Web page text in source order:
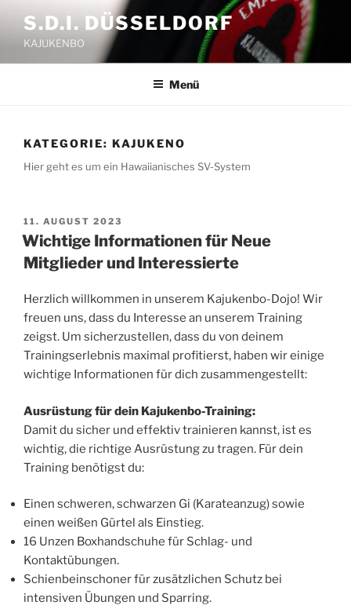
Inhalt
springen
S.D.I. DÜSSELDORF
KAJUKENBO
Menü
KATEGORIE: KAJUKENO
Hier geht es um ein Hawaiianisches SV-System
VERÖFFENTLICHT
AM
11. AUGUST 2023
Wichtige Informationen für Neue
Mitglieder und Interessierte
Herzlich willkommen in unserem Kajukenbo-Dojo! Wir
freuen uns, dass du Interesse an unserem Training
zeigst. Um sicherzustellen, dass du von deinem
Trainingserlebnis maximal profitierst, haben wir einige
wichtige Informationen für dich zusammengestellt:
Ausrüstung für dein Kajukenbo-Training:
Damit du sicher und effektiv trainieren kannst, ist es
wichtig, die richtige Ausrüstung zu tragen. Für dein
Training benötigst du:
Einen schweren, schwarzen Gi (Karateanzug) sowie
einen weißen Gürtel als Einstieg.
16 Unzen Boxhandschuhe für Schlag- und
Kontaktübungen.
Schienbeinschoner für zusätzlichen Schutz bei
intensiven Übungen und Sparring.